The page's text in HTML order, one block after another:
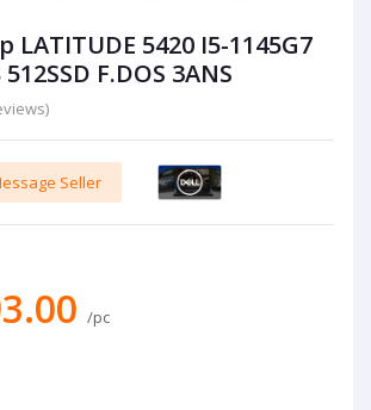
LATITUDE 5420 I5-1145G7
F.DOS 3ANS
Seller
/pc